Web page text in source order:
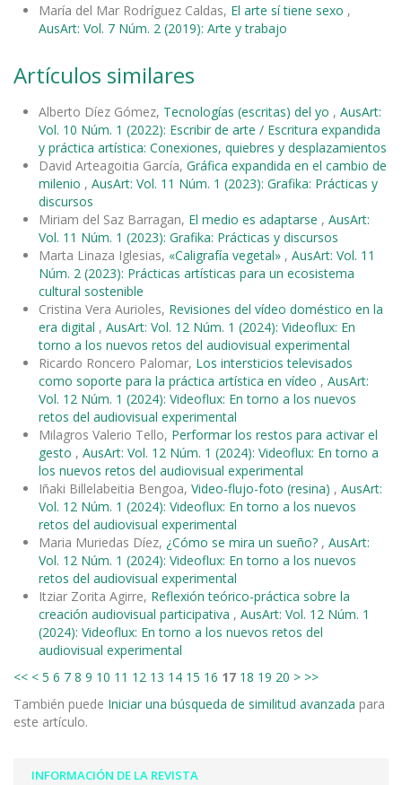
María del Mar Rodríguez Caldas, El arte sí tiene sexo ,
AusArt: Vol. 7 Núm. 2 (2019): Arte y trabajo
Artículos similares
Alberto Díez Gómez, Tecnologías (escritas) del yo , AusArt:
Vol. 10 Núm. 1 (2022): Escribir de arte / Escritura expandida
y práctica artística: Conexiones, quiebres y desplazamientos
David Arteagoitia García, Gráfica expandida en el cambio de
milenio , AusArt: Vol. 11 Núm. 1 (2023): Grafika: Prácticas y
discursos
Miriam del Saz Barragan, El medio es adaptarse , AusArt:
Vol. 11 Núm. 1 (2023): Grafika: Prácticas y discursos
Marta Linaza Iglesias, «Caligrafía vegetal» , AusArt: Vol. 11
Núm. 2 (2023): Prácticas artísticas para un ecosistema
cultural sostenible
Cristina Vera Aurioles, Revisiones del vídeo doméstico en la
era digital , AusArt: Vol. 12 Núm. 1 (2024): Videoflux: En
torno a los nuevos retos del audiovisual experimental
Ricardo Roncero Palomar, Los intersticios televisados
como soporte para la práctica artística en vídeo , AusArt:
Vol. 12 Núm. 1 (2024): Videoflux: En torno a los nuevos
retos del audiovisual experimental
Milagros Valerio Tello, Performar los restos para activar el
gesto , AusArt: Vol. 12 Núm. 1 (2024): Videoflux: En torno a
los nuevos retos del audiovisual experimental
Iñaki Billelabeitia Bengoa, Video-flujo-foto (resina) , AusArt:
Vol. 12 Núm. 1 (2024): Videoflux: En torno a los nuevos
retos del audiovisual experimental
Maria Muriedas Díez, ¿Cómo se mira un sueño? , AusArt:
Vol. 12 Núm. 1 (2024): Videoflux: En torno a los nuevos
retos del audiovisual experimental
Itziar Zorita Agirre, Reflexión teórico-práctica sobre la
creación audiovisual participativa , AusArt: Vol. 12 Núm. 1
(2024): Videoflux: En torno a los nuevos retos del
audiovisual experimental
<< < 5 6 7 8 9 10 11 12 13 14 15 16 17 18 19 20 > >>
También puede Iniciar una búsqueda de similitud avanzada para
este artículo.
INFORMACIÓN DE LA REVISTA